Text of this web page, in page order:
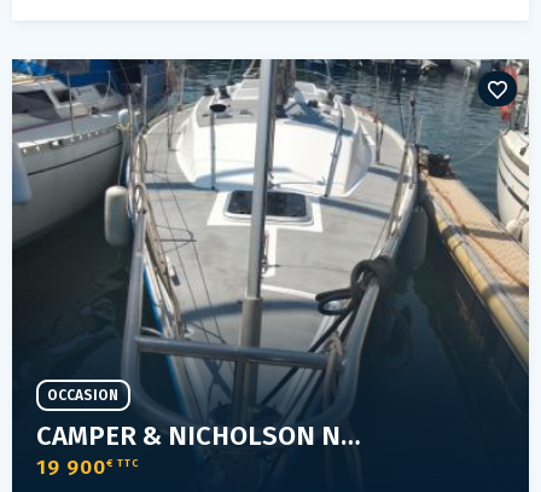
CAMPER & NICHOLSON NICHOLSON 33
19 900€ TTC
OCCASION